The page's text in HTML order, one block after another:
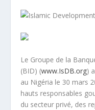
Le Groupe de la
(BID) (www.IsDB.org)
au Nigéria le 30 mars
hauts responsables
du secteur privé, des